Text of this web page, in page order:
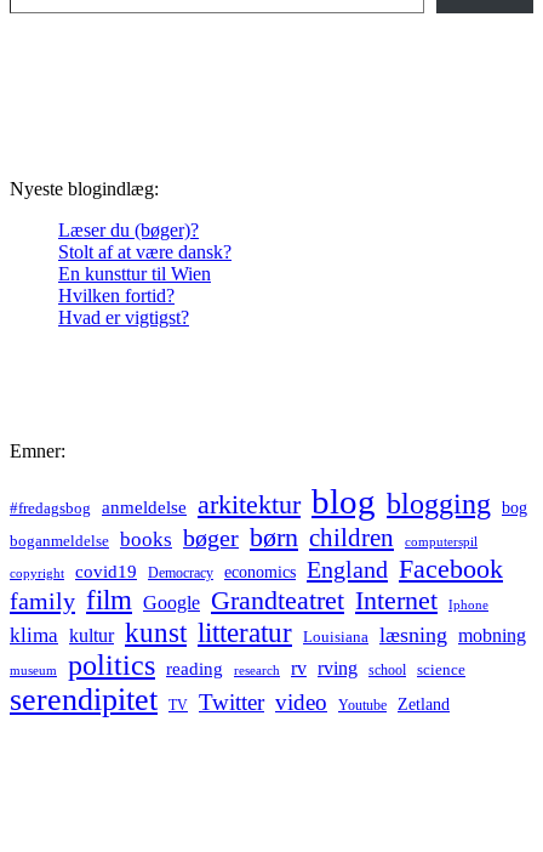
Nyeste blogindlæg:
Læser du (bøger)?
Stolt af at være dansk?
En kunsttur til Wien
Hvilken fortid?
Hvad er vigtigst?
Emner:
#fredagsbog anmeldelse arkitektur blog blogging bog
boganmeldelse books bøger børn children computerspil
copyright covid19 Democracy economics England Facebook
family film Google Grandteatret Internet Iphone
klima kultur kunst litteratur Louisiana læsning mobning
museum politics reading research rv rving school science
serendipitet TV Twitter video Youtube Zetland